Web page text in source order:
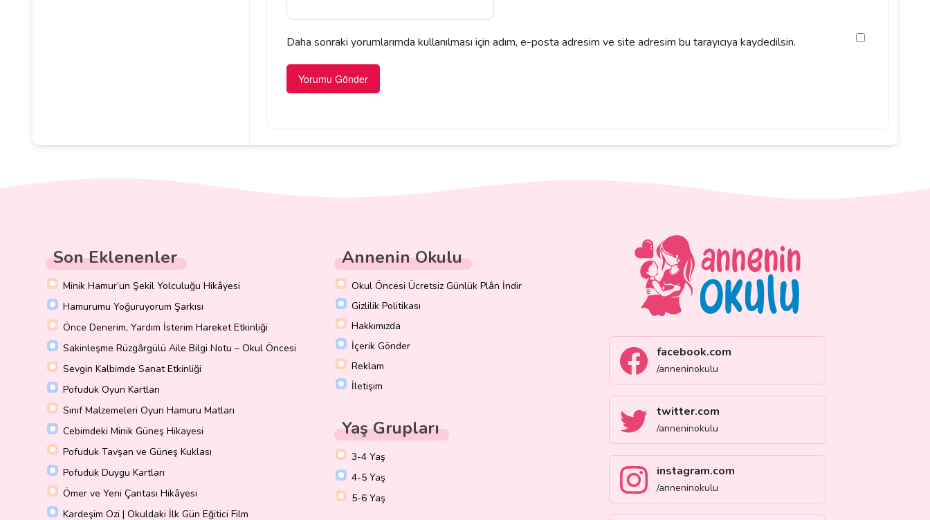
Daha sonraki yorumlarımda kullanılması için adım, e-posta adresim ve site adresim bu tarayıcıya kaydedilsin.
Son Eklenenler
Minik Hamur’un Şekil Yolculuğu Hikâyesi
Hamurumu Yoğuruyorum Şarkısı
Önce Denerim, Yardım İsterim Hareket Etkinliği
Sakinleşme Rüzgârgülü Aile Bilgi Notu – Okul Öncesi
Sevgin Kalbimde Sanat Etkinliği
Pofuduk Oyun Kartları
Sınıf Malzemeleri Oyun Hamuru Matları
Cebimdeki Minik Güneş Hikayesi
Pofuduk Tavşan ve Güneş Kuklası
Pofuduk Duygu Kartları
Ömer ve Yeni Çantası Hikâyesi
Kardeşim Ozi | Okuldaki İlk Gün Eğitici Film
Annenin Okulu
Okul Öncesi Ücretsiz Günlük Plân İndir
Gizlilik Politikası
Hakkımızda
İçerik Gönder
Reklam
İletişim
Yaş Grupları
3-4 Yaş
4-5 Yaş
5-6 Yaş
facebook.com
/anneninokulu
twitter.com
/anneninokulu
instagram.com
/anneninokulu